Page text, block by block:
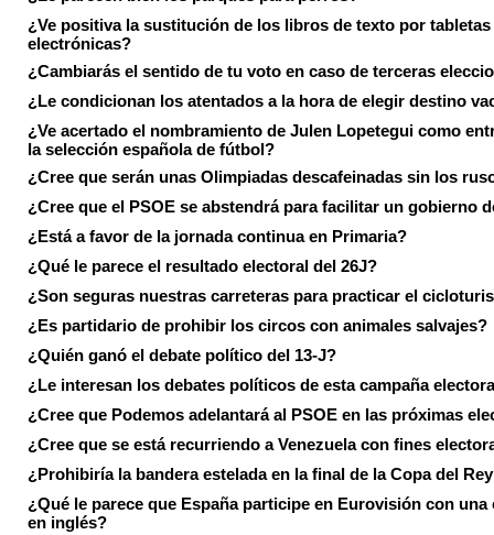
¿Ve positiva la sustitución de los libros de texto por tabletas
electrónicas?
¿Cambiarás el sentido de tu voto en caso de terceras
¿Le condicionan los atentados a la hora de elegir destino
¿Ve acertado el nombramiento de Julen Lopetegui como
la selección española de fútbol?
¿Cree que serán unas Olimpiadas descafeinadas sin los
¿Cree que el PSOE se abstendrá para facilitar un gobierno
¿Está a favor de la jornada continua en Primaria?
¿Qué le parece el resultado electoral del 26J?
¿Son seguras nuestras carreteras para practicar el
¿Es partidario de prohibir los circos con animales salvajes?
¿Quién ganó el debate político del 13-J?
¿Le interesan los debates políticos de esta campaña
¿Cree que Podemos adelantará al PSOE en las próximas
¿Cree que se está recurriendo a Venezuela con fines
¿Prohibiría la bandera estelada en la final de la Copa del
¿Qué le parece que España participe en Eurovisión con una
en inglés?